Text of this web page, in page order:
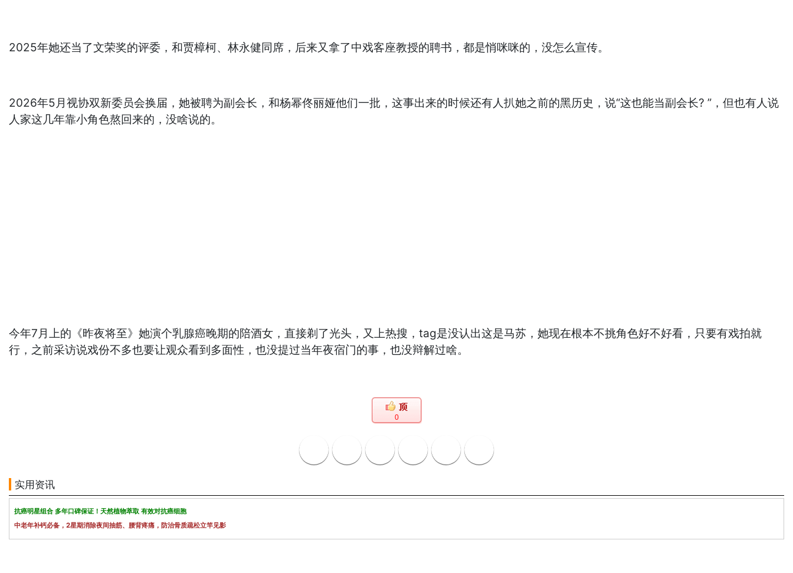
2025年她还当了文荣奖的评委，和贾樟柯、林永健同席，后来又拿了中戏客座教授的聘书，都是悄咪咪的，没怎么宣传。
2026年5月视协双新委员会换届，她被聘为副会长，和杨幂佟丽娅他们一批，这事出来的时候还有人扒她之前的黑历史，说“这也能当副会长? ”，但也有人说
人家这几年靠小角色熬回来的，没啥说的。
今年7月上的《昨夜将至》她演个乳腺癌晚期的陪酒女，直接剃了光头，又上热搜，tag是没认出这是马苏，她现在根本不挑角色好不好看，只要有戏拍就
行，之前采访说戏份不多也要让观众看到多面性，也没提过当年夜宿门的事，也没辩解过啥。
0
实用资讯
抗癌明星组合 多年口碑保证！天然植物萃取 有效对抗癌细胞
中老年补钙必备，2星期消除夜间抽筋、腰背疼痛，防治骨质疏松立竿见影